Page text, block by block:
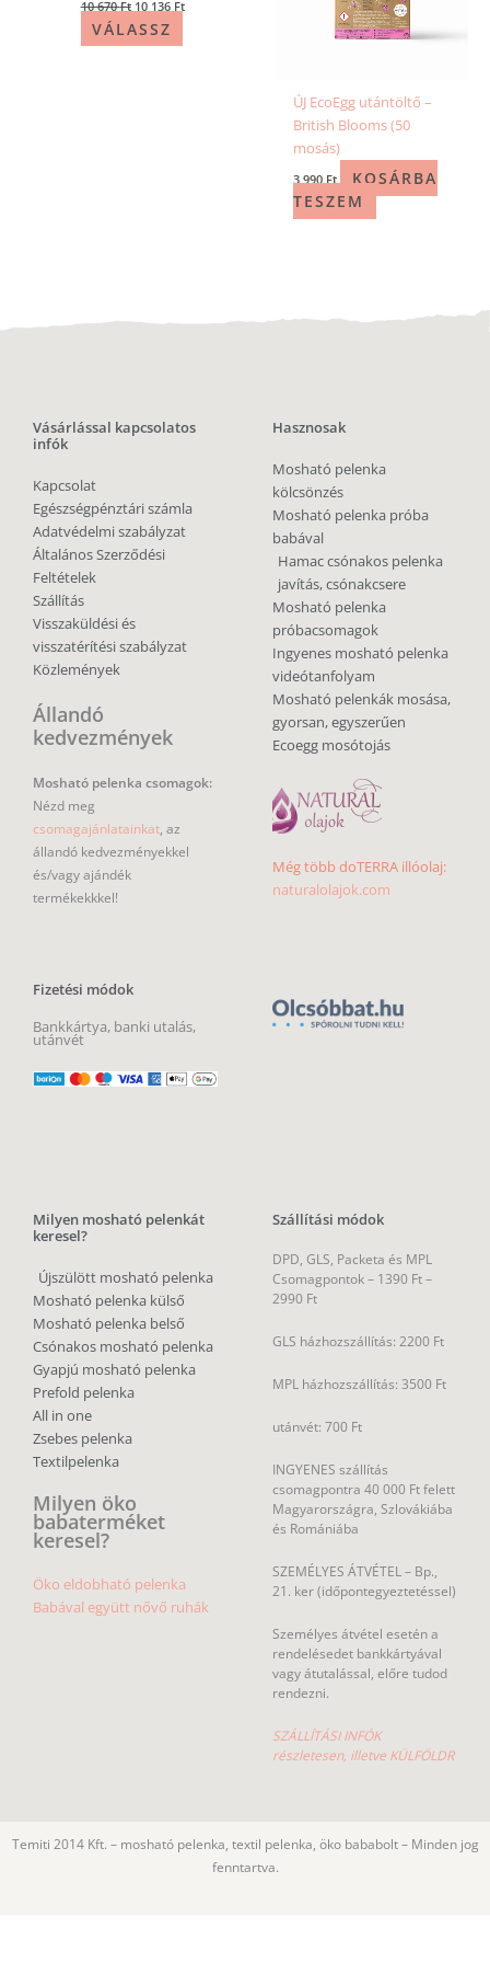
10 670Ft 10 136 Ft
VÁLASSZ
ÚJ EcoEgg utántöltő –
British Blooms (50
mosás)
3 990 Ft
KOSÁRBA
TESZEM
Vásárlással kapcsolatos
infók
Kapcsolat
Egészségpénztári számla
Adatvédelmi szabályzat
Általános Szerződési
Feltételek
Szállítás
Visszaküldési és
visszatérítési szabályzat
Közlemények
Állandó
kedvezmények
Mosható pelenka csomagok:
Nézd meg
csomagajánlatainkat, az
állandó kedvezményekkel
és/vagy ajándék
termékekkkel!
Fizetési módok
Bankkártya, banki utalás,
utánvét
Hasznosak
Mosható pelenka
kölcsönzés
Mosható pelenka próba
babával
Hamac csónakos pelenka
javítás, csónakcsere
Mosható pelenka
próbacsomagok
Ingyenes mosható pelenka
videótanfolyam
Mosható pelenkák mosása,
gyorsan, egyszerűen
Ecoegg mosótojás
Még több doTERRA illóolaj:
naturalolajok.com
Milyen mosható pelenkát
keresel?
Újszülött mosható pelenka
Mosható pelenka külső
Mosható pelenka belső
Csónakos mosható pelenka
Gyapjú mosható pelenka
Prefold pelenka
All in one
Zsebes pelenka
Textilpelenka
Milyen öko
babaterméket
keresel?
Öko eldobható pelenka
Babával együtt nővő ruhák
Szállítási módok
DPD, GLS, Packeta és MPL
Csomagpontok – 1390 Ft –
2990 Ft
GLS házhozszállítás: 2200 Ft
MPL házhozszállítás: 3500 Ft
utánvét: 700 Ft
INGYENES szállítás
csomagpontra 40 000 Ft felett
Magyarországra, Szlovákiába
és Romániába
SZEMÉLYES ÁTVÉTEL – Bp.,
21. ker (időpontegyeztetéssel)
Személyes átvétel esetén a
rendelésedet bankkártyával
vagy átutalással, előre tudod
rendezni.
SZÁLLÍTÁSI INFÓK
részletesen, illetve KÜLFÖLDR
Temiti 2014 Kft. – mosható pelenka, textil pelenka, öko bababolt – Minden jog
fenntartva.